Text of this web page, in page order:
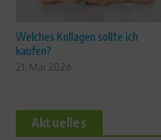
Welches Kollagen sollte ich
kaufen?
21. Mai 2026
Aktuelles